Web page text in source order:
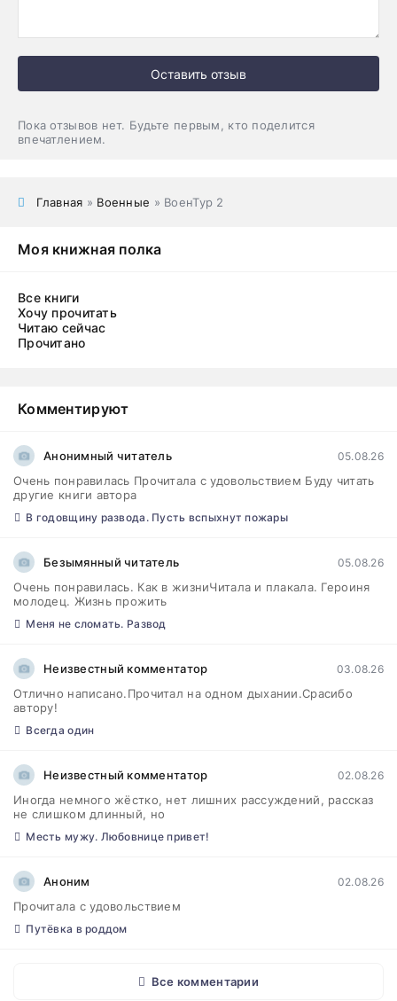
Оставить отзыв
Пока отзывов нет. Будьте первым, кто поделится
впечатлением.
Главная » Военные » ВоенТур 2
Моя книжная полка
Все книги
Хочу прочитать
Читаю сейчас
Прочитано
Комментируют
Анонимный читатель 05.08.26
Очень понравилась Прочитала с удовольствием Буду читать
другие книги автора
В годовщину развода. Пусть вспыхнут пожары
Безымянный читатель 05.08.26
Очень понравилась. Как в жизниЧитала и плакала. Героиня
молодец. Жизнь прожить
Меня не сломать. Развод
Неизвестный комментатор 03.08.26
Отлично написано.Прочитал на одном дыхании.Срасибо
автору!
Всегда один
Неизвестный комментатор 02.08.26
Иногда немного жёстко, нет лишних рассуждений, рассказ
не слишком длинный, но
Месть мужу. Любовнице привет!
Аноним 02.08.26
Прочитала с удовольствием
Путёвка в роддом
Все комментарии